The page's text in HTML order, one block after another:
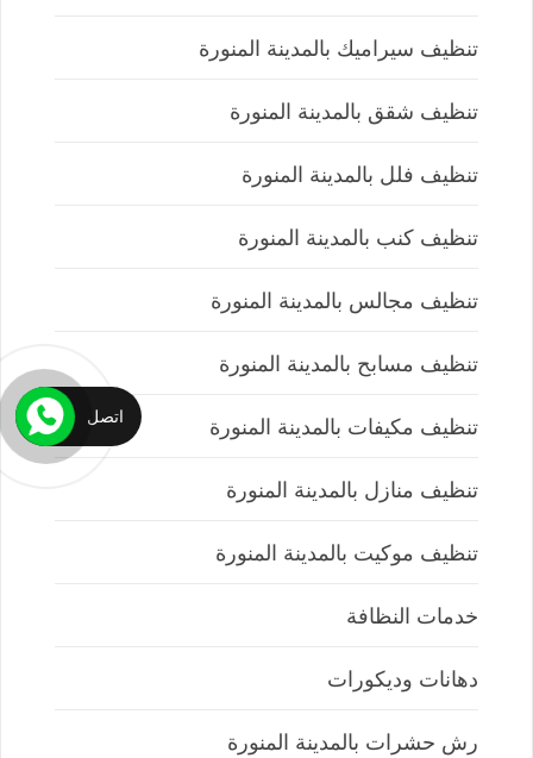
تنظيف سيراميك بالمدينة المنورة
تنظيف شقق بالمدينة المنورة
تنظيف فلل بالمدينة المنورة
تنظيف كنب بالمدينة المنورة
تنظيف مجالس بالمدينة المنورة
تنظيف مسابح بالمدينة المنورة
تنظيف مكيفات بالمدينة المنورة
تنظيف منازل بالمدينة المنورة
تنظيف موكيت بالمدينة المنورة
خدمات النظافة
دهانات وديكورات
رش حشرات بالمدينة المنورة
اتصل